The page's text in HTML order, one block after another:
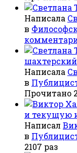
Написала
в
Написала
в
Прочитано
и текущую
Написал
в
2107 раз